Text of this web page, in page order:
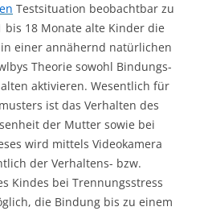
Testsituation beobachtbar zu
bis 18 Monate alte Kinder die
einer annähernd natürlichen
Theorie sowohl Bindungs-
aktivieren. Wesentlich für
ist das Verhalten des
der Mutter sowie bei
wird mittels Videokamera
der Verhaltens- bzw.
Kindes bei Trennungsstress
die Bindung bis zu einem